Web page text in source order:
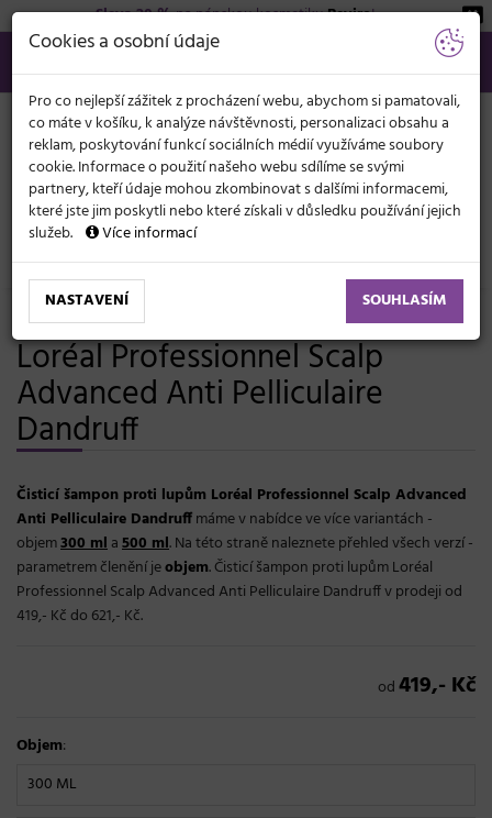
Sleva 20 %na pánskou kosmetikuBeviro!
566 440 099
info@svetkadernictvi.cz
Po−pá: 8−17
Vše o nákupu Kč
KATEGORIE
MENU
Vlasová kosmetika Šampony Lupy a problematika pokožky
Čisticí šampon proti lupům
Loréal Professionnel Scalp
Advanced Anti Pelliculaire
Dandruff
Čisticí šampon proti lupům Loréal Professionnel Scalp Advanced
Anti Pelliculaire Dandruffmáme v nabídce ve více variantách -
objem300 mla500 ml. Na této straně naleznete přehled všech verzí -
parametrem členění jeobjem. Čisticí šampon proti lupům Loréal
Professionnel Scalp Advanced Anti Pelliculaire Dandruff v prodeji od
419,- Kč do 621,- Kč.
od419,- Kč
Objem:
300 ML
Cookies a osobní údaje
Pro co nejlepší zážitek z procházení webu, abychom si pamatovali,
co máte v košíku, k analýze návštěvnosti, personalizaci obsahu a
reklam, poskytování funkcí sociálních médií využíváme soubory
cookie. Informace o použití našeho webu sdílíme se svými
partnery, kteří údaje mohou zkombinovat s dalšími informacemi,
které jste jim poskytli nebo které získali v důsledku používání jejich
služeb.
Více informací
NASTAVENÍ SOUHLASÍM